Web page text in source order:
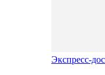
Экспресс-